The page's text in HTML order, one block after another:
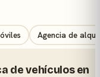
Agencia de
de vehículos en